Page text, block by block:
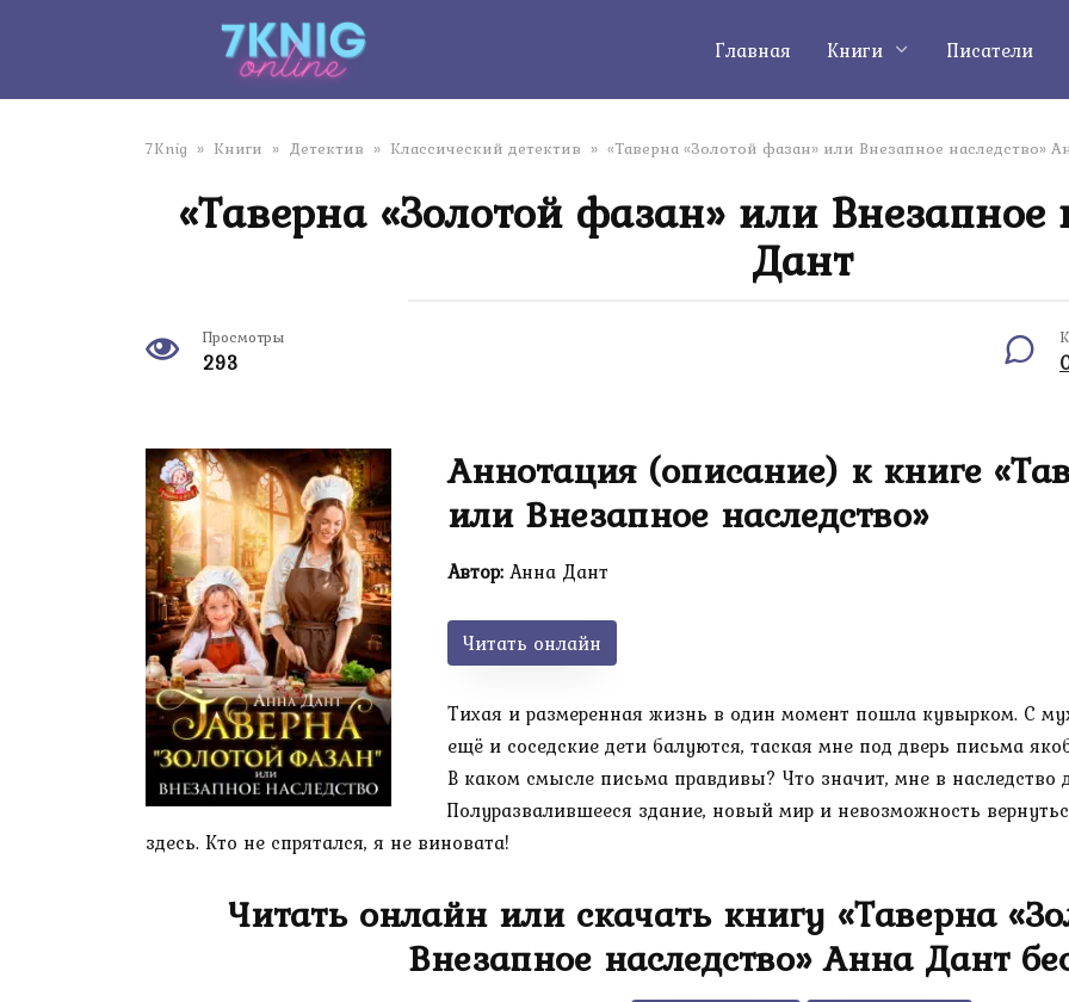
Главная Книги Писатели
7Knig » Книги » Детектив » Классический детектив » «Таверна «Золотой фазан» или Внезапное наследство»
«Таверна «Золотой фазан» или Внезапное
Дант
Просмотры
293
Аннотация (описание) к книге
или Внезапное наследство»
Автор:Анна Дант
Читать онлайн
Тихая и размеренная жизнь в один момент пошла кувырком. С
ещё и соседские дети балуются, таская мне под дверь письма
В каком смысле письма правдивы? Что значит, мне в наследство
Полуразвалившееся здание, новый мир и невозможность
здесь. Кто не спрятался, я не виновата!
Читать онлайн или скачать книгу «Таверна
Внезапное наследство» Анна Дант